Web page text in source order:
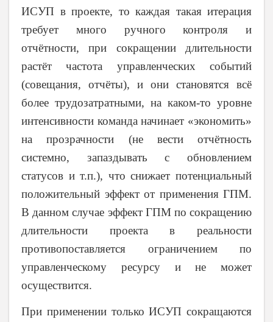
ИСУП в проекте, то каждая такая итерация
требует много ручного контроля и
отчётности, при сокращении длительности
растёт частота управленческих событий
(совещания, отчёты), и они становятся всё
более трудозатратными, на каком-то уровне
интенсивности команда начинает «экономить»
на прозрачности (не вести отчётность
системно, запаздывать с обновлением
статусов и т.п.), что снижает потенциальный
положительный эффект от применения ГПМ.
В данном случае эффект ГПМ по сокращению
длительности проекта в реальности
противопоставляется ограничением по
управленческому ресурсу и не может
осуществится.
При применении только ИСУП сокращаются